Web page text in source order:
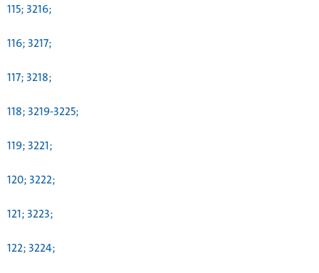
115; 3216;
116; 3217;
117; 3218;
118; 3219-3225;
119; 3221;
120; 3222;
121; 3223;
122; 3224;